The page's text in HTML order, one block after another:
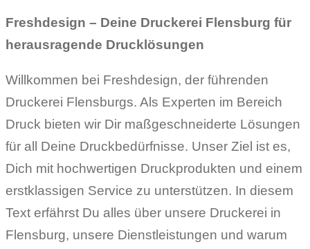
Freshdesign – Deine Druckerei Flensburg für
herausragende Drucklösungen
Willkommen bei Freshdesign, der führenden
Druckerei Flensburgs. Als Experten im Bereich
Druck bieten wir Dir maßgeschneiderte Lösungen
für all Deine Druckbedürfnisse. Unser Ziel ist es,
Dich mit hochwertigen Druckprodukten und einem
erstklassigen Service zu unterstützen. In diesem
Text erfährst Du alles über unsere Druckerei in
Flensburg, unsere Dienstleistungen und warum